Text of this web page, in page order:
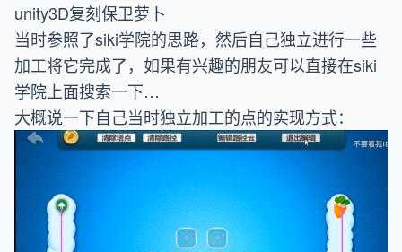
unity3D复刻保卫萝卜
当时参照了siki学院的思路，然后自己独立进行一些
加工将它完成了，如果有兴趣的朋友可以直接在siki
学院上面搜索一下…
大概说一下自己当时独立加工的点的实现方式：